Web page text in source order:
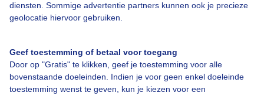
diensten. Sommige advertentie partners kunnen ook je precieze
geolocatie hiervoor gebruiken.
Geef toestemming of betaal voor toegang
Door op "Gratis" te klikken, geef je toestemming voor alle
bovenstaande doeleinden. Indien je voor geen enkel doeleinde
toestemming wenst te geven, kun je kiezen voor een
Over Buienradar
Veelgestelde vragen
Contact